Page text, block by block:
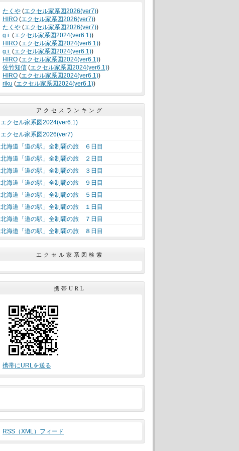
たくや (エクセル家系図2026(ver7))
HIRO (エクセル家系図2026(ver7))
たくや (エクセル家系図2026(ver7))
g.i. (エクセル家系図2024(ver6.1))
HIRO (エクセル家系図2024(ver6.1))
g.i. (エクセル家系図2024(ver6.1))
HIRO (エクセル家系図2024(ver6.1))
佐竹知信 (エクセル家系図2024(ver6.1))
HIRO (エクセル家系図2024(ver6.1))
riku (エクセル家系図2024(ver6.1))
アクセスランキング
エクセル家系図2024(ver6.1)
エクセル家系図2026(ver7)
北海道「道の駅」全制覇の旅 ６日目
北海道「道の駅」全制覇の旅 ２日目
北海道「道の駅」全制覇の旅 ３日目
北海道「道の駅」全制覇の旅 ９日目
北海道「道の駅」全制覇の旅 ５日目
北海道「道の駅」全制覇の旅 １日目
北海道「道の駅」全制覇の旅 ７日目
北海道「道の駅」全制覇の旅 ８日目
エクセル家系図検索
携帯URL
携帯にURLを送る
RSS（XML）フィード